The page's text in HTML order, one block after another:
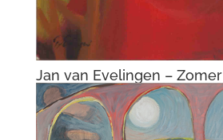
Jan van Evelingen – Zomer